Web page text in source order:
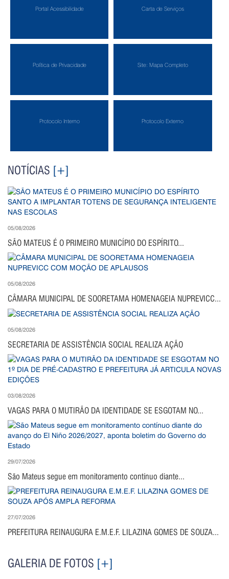
Portal Acessibilidade Carta de Serviços
Política de Privacidade Site: Mapa Completo
Protocolo Interno Protocolo Externo
NOTÍCIAS [+]
05/08/2026
SÃO MATEUS É O PRIMEIRO MUNICÍPIO DO ESPÍRITO...
05/08/2026
CÂMARA MUNICIPAL DE SOORETAMA HOMENAGEIA NUPREVICC...
05/08/2026
SECRETARIA DE ASSISTÊNCIA SOCIAL REALIZA AÇÃO
03/08/2026
VAGAS PARA O MUTIRÃO DA IDENTIDADE SE ESGOTAM NO...
29/07/2026
São Mateus segue em monitoramento contínuo diante...
27/07/2026
PREFEITURA REINAUGURA E.M.E.F. LILAZINA GOMES DE SOUZA...
GALERIA DE FOTOS [+]